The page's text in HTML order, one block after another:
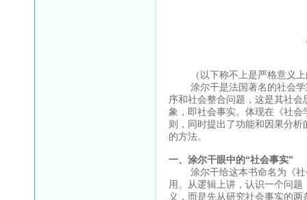
（以下称不上是严格意义上
涂尔干是法国著名的社会学
序和社会整合问题，这是其社
象，即社会事实。体现在《社
则，同时提出了功能和因果分
的方法。
一、涂尔干眼中的“社会事实”
涂尔干给这本书命名为《社
用。从逻辑上讲，认识一个问
义，而是先从研究社会事实的